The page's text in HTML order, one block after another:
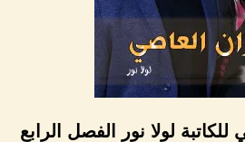
لولا نور الفصل الرابع